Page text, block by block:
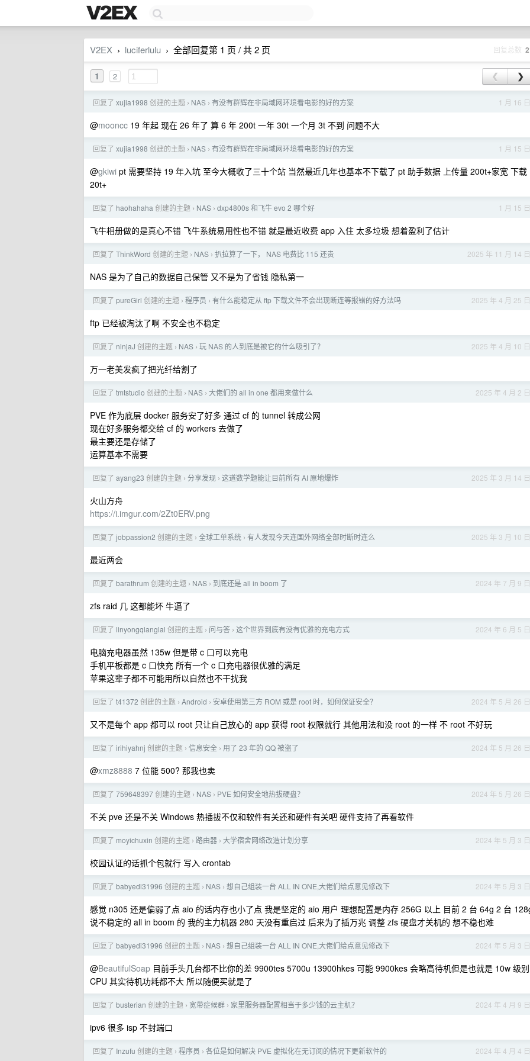
V2EX › luciferlulu › 全部回复第 1 页 / 共 2 页 回复总数
1 2 ❮ ❯
1 月 16 日
回复了 xujia1998 创建的主题 › NAS › 有没有群辉在非局域网环境看电影的好的方案
@mooncc 19 年起 现在 26 年了 算 6 年 200t 一年 30t 一个月 3t 不到 问题不大
1 月 15 日
回复了 xujia1998 创建的主题 › NAS › 有没有群辉在非局域网环境看电影的好的方案
@gkiwi pt 需要坚持 19 年入坑 至今大概收了三十个站 当然最近几年也基本不下载了 pt 助手数据 上传量 200t+家宽 下载
20t+
1 月 15 日
回复了 haohahaha 创建的主题 › NAS › dxp4800s 和飞牛 evo 2 哪个好
飞牛相册做的是真心不错 飞牛系统易用性也不错 就是最近收费 app 入住 太多垃圾 想着盈利了估计
2025 年 11 月 14 日
回复了 ThinkWord 创建的主题 › NAS › 扒拉算了一下， NAS 电费比 115 还贵
NAS 是为了自己的数据自己保管 又不是为了省钱 隐私第一
2025 年 4 月 25 日
回复了 pureGirl 创建的主题 › 程序员 › 有什么能稳定从 ftp 下载文件不会出现断连等报错的好方法吗
ftp 已经被淘汰了啊 不安全也不稳定
2025 年 4 月 10 日
回复了 ninjaJ 创建的主题 › NAS › 玩 NAS 的人到底是被它的什么吸引了？
万一老美发疯了把光纤给割了
2025 年 4 月 2 日
回复了 tmtstudio 创建的主题 › NAS › 大佬们的 all in one 都用来做什么
PVE 作为底层 docker 服务安了好多 通过 cf 的 tunnel 转成公网
现在好多服务都交给 cf 的 workers 去做了
最主要还是存储了
运算基本不需要
2025 年 3 月 14 日
回复了 ayang23 创建的主题 › 分享发现 › 这道数学题能让目前所有 AI 原地爆炸
火山方舟
https://i.imgur.com/2Zt0ERV.png
2025 年 3 月 10 日
回复了 jobpassion2 创建的主题 › 全球工单系统 › 有人发现今天连国外网络全部时断时连么
最近两会
2024 年 7 月 9 日
回复了 barathrum 创建的主题 › NAS › 到底还是 all in boom 了
zfs raid 几 这都能坏 牛逼了
2024 年 6 月 5 日
回复了 linyongqianglal 创建的主题 › 问与答 › 这个世界到底有没有优雅的充电方式
电脑充电器虽然 135w 但是带 c 口可以充电
手机平板都是 c 口快充 所有一个 c 口充电器很优雅的满足
苹果这辈子都不可能用所以自然也不干扰我
2024 年 5 月 26 日
回复了 t41372 创建的主题 › Android › 安卓使用第三方 ROM 或是 root 时，如何保证安全？
又不是每个 app 都可以 root 只让自己放心的 app 获得 root 权限就行 其他用法和没 root 的一样 不 root 不好玩
2024 年 5 月 26 日
回复了 irihiyahnj 创建的主题 › 信息安全 › 用了 23 年的 QQ 被盗了
@xmz8888 7 位能 500? 那我也卖
2024 年 5 月 26 日
回复了 759648397创建的主题 › NAS › PVE 如何安全地热拔硬盘？
不关 pve 还是不关 Windows 热插拔不仅和软件有关还和硬件有关吧 硬件支持了再看软件
2024 年 5 月 3 日
回复了 moyichuxin 创建的主题 › 路由器 › 大学宿舍网络改造计划分享
校园认证的话抓个包就行 写入 crontab
2024 年 5 月 3 日
回复了 babyedi31996 创建的主题 › NAS › 想自己组装一台 ALL IN ONE,大佬们给点意见修改下
感觉 n305 还是偏弱了点 aio 的话内存也小了点 我是坚定的 aio 用户 理想配置是内存 256G 以上 目前 2 台 64g 2 台
说不稳定的 all in boom 的 我的主力机器 280 天没有重启过 后来为了插万兆 调整 zfs 硬盘才关机的 想不稳也难
2024 年 5 月 3 日
回复了 babyedi31996 创建的主题 › NAS › 想自己组装一台 ALL IN ONE,大佬们给点意见修改下
@BeautifulSoap 目前手头几台都不比你的差 9900tes 5700u 13900hkes 可能 9900kes 会略高待机但是也就是 10w 级别
CPU 其实待机功耗都不大 所以随便买就是了
2024 年 4 月 9 日
回复了 busterian 创建的主题 › 宽带症候群 › 家里服务器配置相当于多少钱的云主机？
ipv6 很多 isp 不封端口
2024 年 4 月 4 日
回复了 Inzufu 创建的主题 › 程序员 › 各位是如何解决 PVE 虚拟化在无订阅的情况下更新软件的